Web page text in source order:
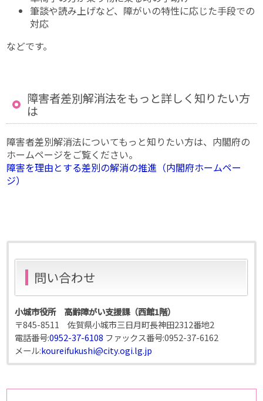
筆談や読み上げなど、障がいの特性に応じた手段での
対応
などです。
障害者差別解消法をもっと詳しく知りたい方
は
障害者差別解消法についてもっと知りたい方は、内閣府の
ホームページをご覧ください。
障害を理由とする差別の解消の推進（内閣府ホームペー
ジ）
問い合わせ
小城市役所 高齢障がい支援課（西館1階）
〒845-8511 佐賀県小城市三日月町長神田2312番地2
電話番号:0952-37-6108 ファックス番号:0952-37-6162
メール:koureifukushi@city.ogi.lg.jp